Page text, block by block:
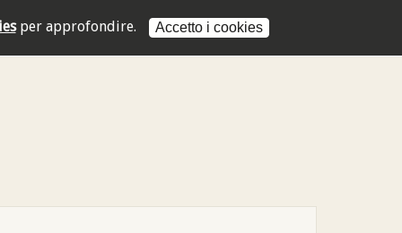
per approfondire. Accetto i cookies